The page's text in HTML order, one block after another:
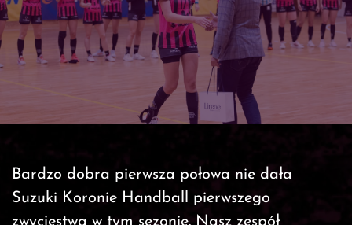
Bardzo dobra pierwsza połowa nie dała
Suzuki Koronie Handball pierwszego
zwycięstwa w tym sezonie. Nasz zespół